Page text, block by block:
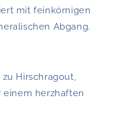
mit feinkörnigen
Abgang.
Hirschragout,
herzhaften